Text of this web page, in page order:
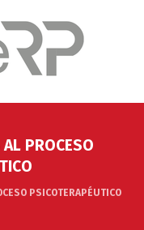
PROCESO
PSICOTERAPÉUTICO